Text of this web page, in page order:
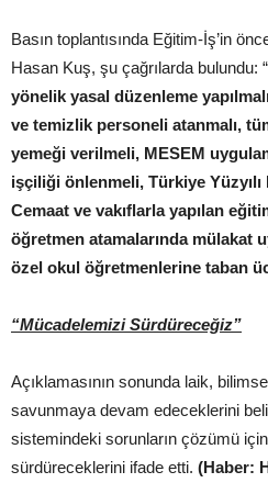
Basın toplantısında Eğitim-İş’in
Hasan Kuş, şu çağrılarda bulundu: “
yönelik yasal düzenleme
ve temizlik personeli atanmalı,
yemeği verilmeli, MESEM
işçiliği önlenmeli, Türkiye
Cemaat ve vakıflarla yapılan
öğretmen atamalarında mülakat
özel okul öğretmenlerine taban
“Mücadelemizi Sürdüreceğiz”
Açıklamasının sonunda laik,
savunmaya devam edeceklerini
sistemindeki sorunların çözümü
sürdüreceklerini ifade etti. (Haber: